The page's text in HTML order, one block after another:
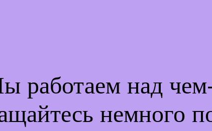
работаем над
немного